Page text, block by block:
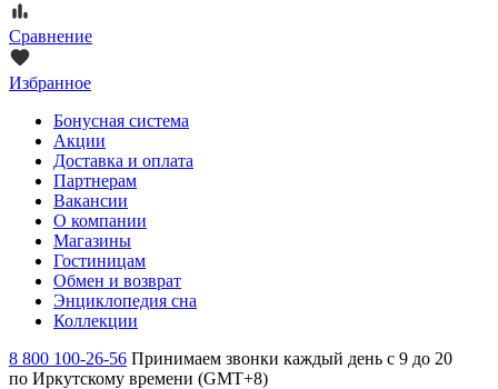
Сравнение
Избранное
Бонусная система
Акции
Доставка и оплата
Партнерам
Вакансии
О компании
Магазины
Гостиницам
Обмен и возврат
Энциклопедия сна
Коллекции
8 800 100-26-56 Принимаем звонки каждый день с 9 до 20
по Иркутскому времени (GMT+8)